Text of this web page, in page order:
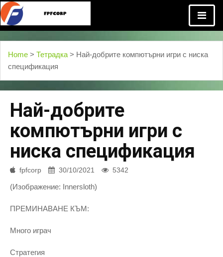
Home > Тетрадка > Най-добрите компютърни игри с ниска
спецификация
Най-добрите
компютърни игри с
ниска спецификация
fpfcorp 30/10/2021 5342
(Изображение: Innersloth)
ПРЕМИНАВАНЕ КЪМ:
Много играч
Стратегия